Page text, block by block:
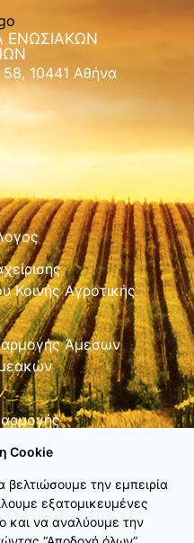
ΕΝΩΣΙΑΚΩΝ
10441 Αθήνα
Κοινής Αγροτικής
Άμεσων
Cookie
βελτιώσουμε την εμπειρία
εξατομικευμένες
και να αναλύουμε την